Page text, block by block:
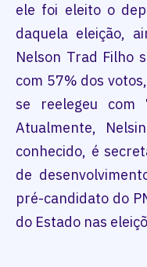
ele foi eleito o
daquela eleição,
Nelson Trad Filho
com 57% dos
se reelegeu
Atualmente,
conhecido, é
de
pré-candidato do
do Estado nas